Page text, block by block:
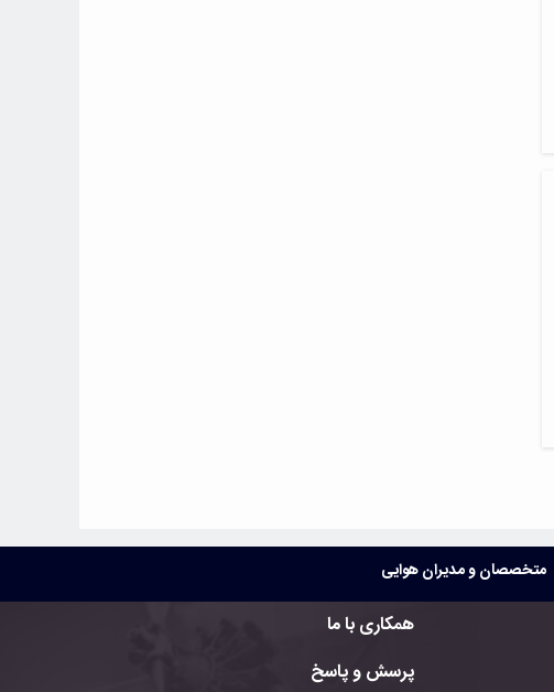
متخصصان و مدیران هوایی
همکاری با ما
پرسش و پاسخ